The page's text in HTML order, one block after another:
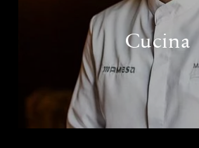
Cucina